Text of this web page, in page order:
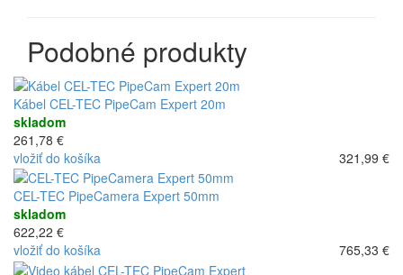
Podobné produkty
Kábel CEL-TEC PipeCam Expert 20m
skladom
261,78 €
321,99 €
vložiť do košíka
CEL-TEC PipeCamera Expert 50mm
skladom
622,22 €
765,33 €
vložiť do košíka